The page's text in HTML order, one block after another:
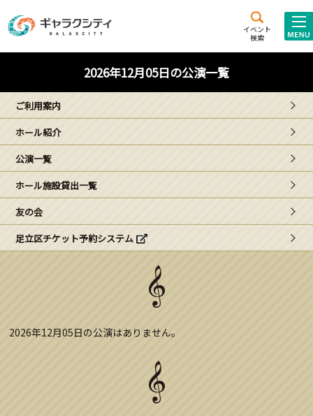
イベント
検索
施設案内
西新井
文化ホール
ギャラクシティとは
こどもみーてぃんぐ
Gがくえん
ブランドからのお知らせ
2026年12月05日の公演一覧
ご利用案内
ホール紹介
公演一覧
ホール施設貸出一覧
友の会
足立区チケット予約システム
2026年12月05日の公演はありません。